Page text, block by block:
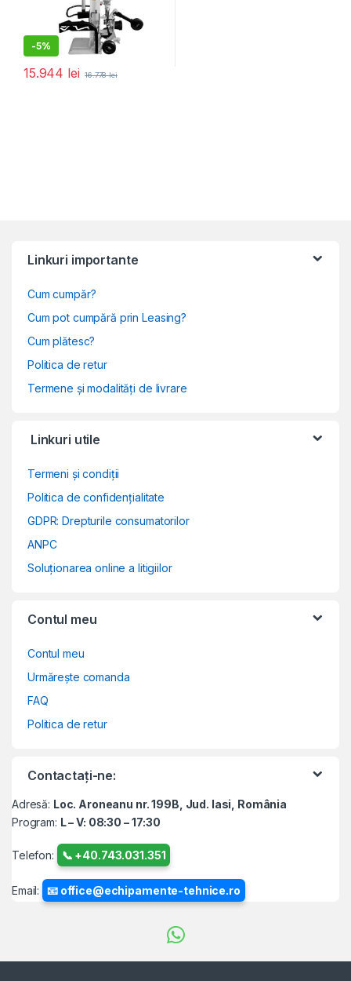
-5%
15.944 lei 16.778lei
Linkuri importante
Cum cumpăr?
Cum pot cumpără prin Leasing?
Cum plătesc?
Politica de retur
Termene și modalități de livrare
Linkuri utile
Termeni și condiții
Politica de confidențialitate
GDPR: Drepturile consumatorilor
ANPC
Soluționarea online a litigiilor
Contul meu
Contul meu
Urmărește comanda
FAQ
Politica de retur
Contactați-ne:
Adresă: Loc. Aroneanu nr. 199B, Jud. Iasi, România
Program: L – V: 08:30 – 17:30
Telefon: 📞 +40.743.031.351
Email: 📧 office@echipamente-tehnice.ro